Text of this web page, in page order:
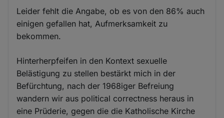
Leider fehlt die Angabe, ob es von den 86% auch
einigen gefallen hat, Aufmerksamkeit zu
bekommen.
Hinterherpfeifen in den Kontext sexuelle
Belästigung zu stellen bestärkt mich in der
Befürchtung, nach der 1968iger Befreiung
wandern wir aus political correctness heraus in
eine Prüderie, gegen die die Katholische Kirche